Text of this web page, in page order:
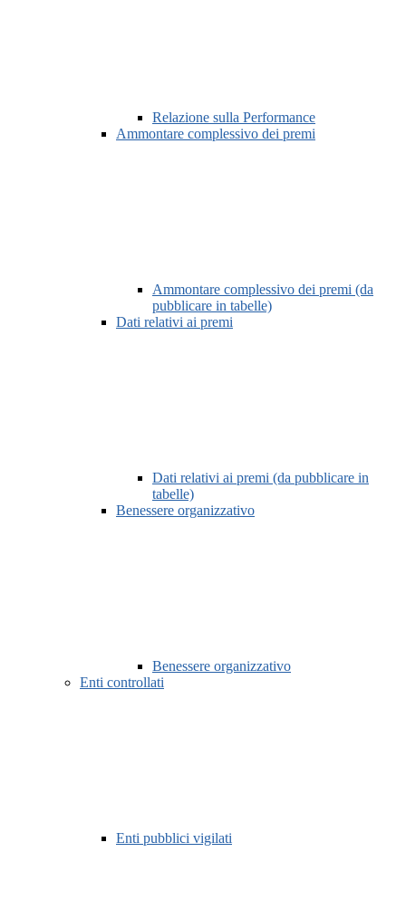
Relazione sulla Performance
Ammontare complessivo dei premi
Ammontare complessivo dei premi (da
pubblicare in tabelle)
Dati relativi ai premi
Dati relativi ai premi (da pubblicare in
tabelle)
Benessere organizzativo
Benessere organizzativo
Enti controllati
Enti pubblici vigilati